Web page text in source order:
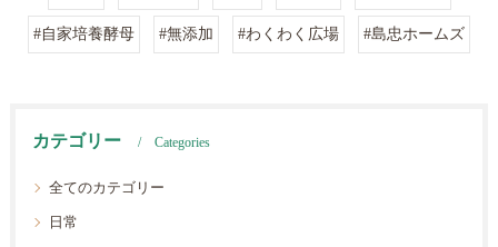
#自家培養酵母 #無添加 #わくわく広場 #島忠ホームズ
カテゴリー Categories
全てのカテゴリー
日常